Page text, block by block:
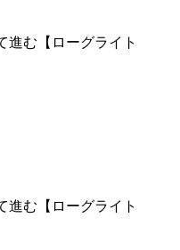
進む【ローグライト
進む【ローグライト